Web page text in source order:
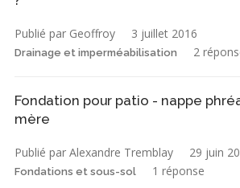
Publié par Geoffroy 3 juillet 2016
Drainage et imperméabilisation 2
Fondation pour patio - nappe
mère
Publié par Alexandre Tremblay 29 juin
Fondations et sous-sol 1 réponse